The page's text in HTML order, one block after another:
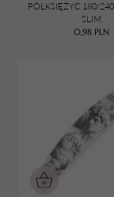
PÓŁKSIĘŻYC 180/
SLIM
0,98 PLN